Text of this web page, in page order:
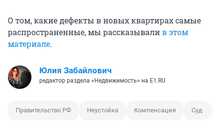
О том, какие дефекты в новых квартирах самые
распространенные, мы рассказывалив этом
материале.
Юлия Забайлович
редактор раздела «Недвижимость» на E1.RU
Правительство РФ Неустойка Компенсация Суд